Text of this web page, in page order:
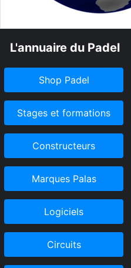
L'annuaire du Padel
Shop Padel
Stages et formations
Constructeurs
Marques Palas
Logiciels
Circuits